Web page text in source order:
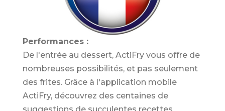
Performances :
De l'entrée au dessert, ActiFry vous offre de
nombreuses possibilités, et pas seulement
des frites. Grâce à l'application mobile
ActiFry, découvrez des centaines de